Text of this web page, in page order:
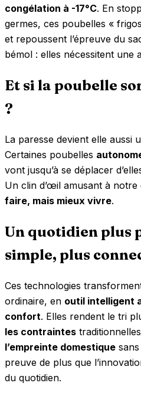
congélation à -17°C. En
germes, ces poubelles «
et repoussent l’épreuve du
bémol : elles nécessitent une
Et si la poubelle
?
La paresse devient elle aussi
Certaines poubelles
vont jusqu’à se déplacer
Un clin d’œil amusant à notre
faire, mais mieux vivre.
Un quotidien plus
simple, plus
Ces technologies
ordinaire, en outil intelligent
confort. Elles rendent le tri
les contraintes
l’empreinte domestique
preuve de plus que
du quotidien.